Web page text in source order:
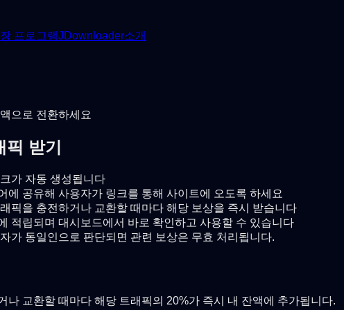
프로그램JDownloader소개
으로 전환하세요
받기
가 자동 생성됩니다
에 공유해 사용자가 링크를 통해 사이트에 오도록 하세요
픽을 충전하거나 교환할 때마다 해당 보상을 즉시 받습니다
적립되며 대시보드에서 바로 확인하고 사용할 수 있습니다
가 동일인으로 판단되면 관련 보상은 무효 처리됩니다.
나 교환할 때마다 해당 트래픽의 20%가 즉시 내 잔액에 추가됩니다.